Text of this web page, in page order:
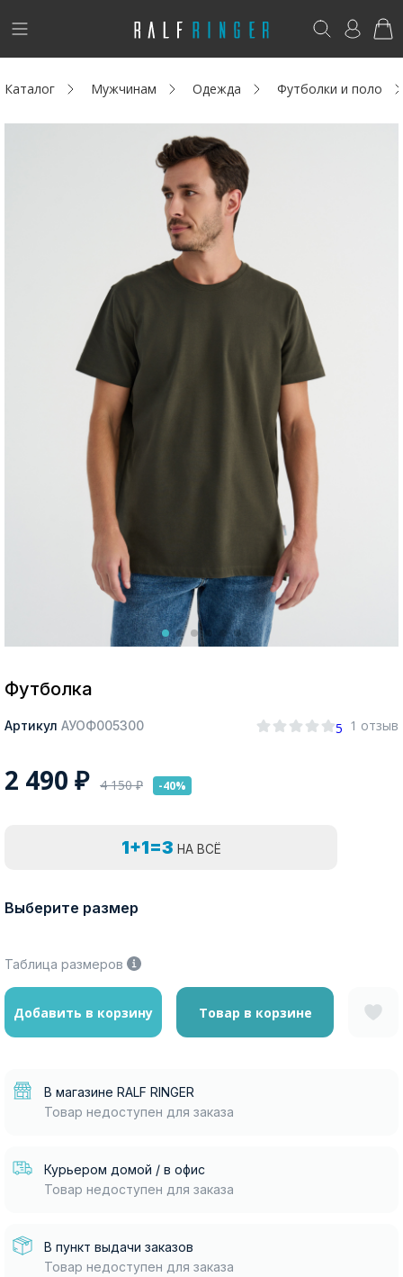
!
Новинки
Акции / Новости
Адреса магазинов
Москва
Да, все верно Изменить город
Возникли вопросы? - club@ralf.ru
Каталог Мужчинам Одежда Футболки и поло
Футболка
Артикул АУОФ005300 5 1 отзыв
2 490 ₽ 4 150₽ -40%
1+1=3 НА ВСЁ
Выберите размер
Таблица размеров
Добавить в корзину Товар в корзине
В магазине RALF RINGER
Товар недоступен для заказа
Курьером домой / в офис
Товар недоступен для заказа
В пункт выдачи заказов
Товар недоступен для заказа